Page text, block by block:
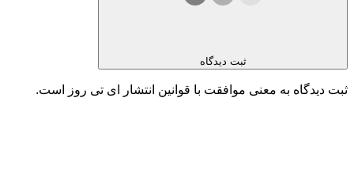
ثبت دیدگاه
ثبت دیدگاه به معنی موافقت با قوانین انتشار ای تی روز است.